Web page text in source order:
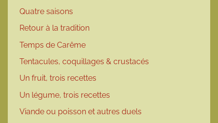
Quatre saisons
Retour à la tradition
Temps de Carême
Tentacules, coquillages & crustacés
Un fruit, trois recettes
Un légume, trois recettes
Viande ou poisson et autres duels